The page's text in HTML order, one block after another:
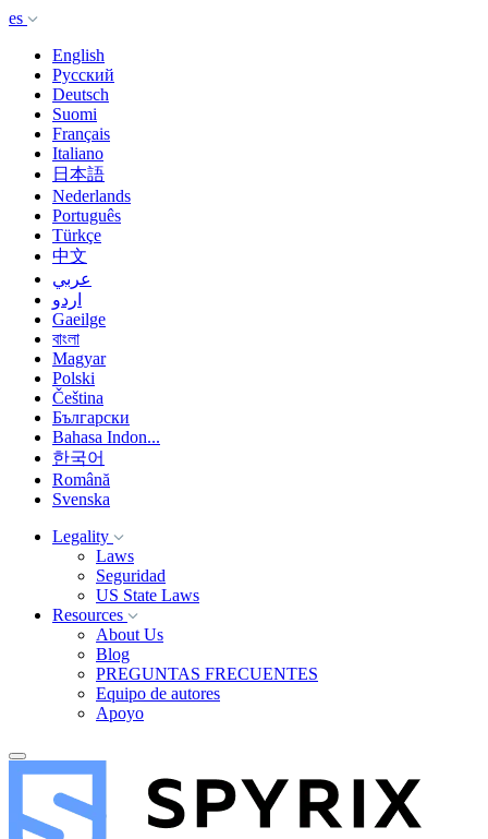
es
English
Русский
Deutsch
Suomi
Français
Italiano
日本語
Nederlands
Português
Türkçe
中文
عربي
اردو
Gaeilge
বাংলা
Magyar
Polski
Čeština
Български
Bahasa Indon...
한국어
Română
Svenska
Legality
Laws
Seguridad
US State Laws
Resources
About Us
Blog
PREGUNTAS FRECUENTES
Equipo de autores
Apoyo